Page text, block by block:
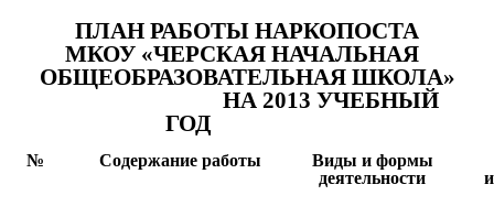
ПЛАН РАБОТЫ НАРКОПОСТА
МКОУ «ЧЕРСКАЯ НАЧАЛЬНАЯ
ОБЩЕОБРАЗОВАТЕЛЬНАЯ ШКОЛА»
НА 2013 УЧЕБНЫЙ
ГОД
№ Содержание работы
Виды и формы
деятельности